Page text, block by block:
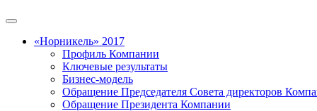
«Норникель» 2017
Профиль Компании
Ключевые результаты
Бизнес-модель
Обращение Председателя Совета директоров
Обращение Президента Компании